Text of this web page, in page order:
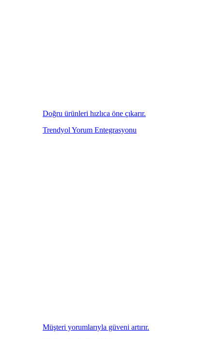
Doğru ürünleri hızlıca öne çıkarır.
Trendyol Yorum Entegrasyonu
Müşteri yorumlarıyla güveni artırır.